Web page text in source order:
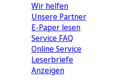
Wir helfen
Unsere Partner
E-Paper lesen
Service FAQ
Online Service
Leserbriefe
Anzeigen